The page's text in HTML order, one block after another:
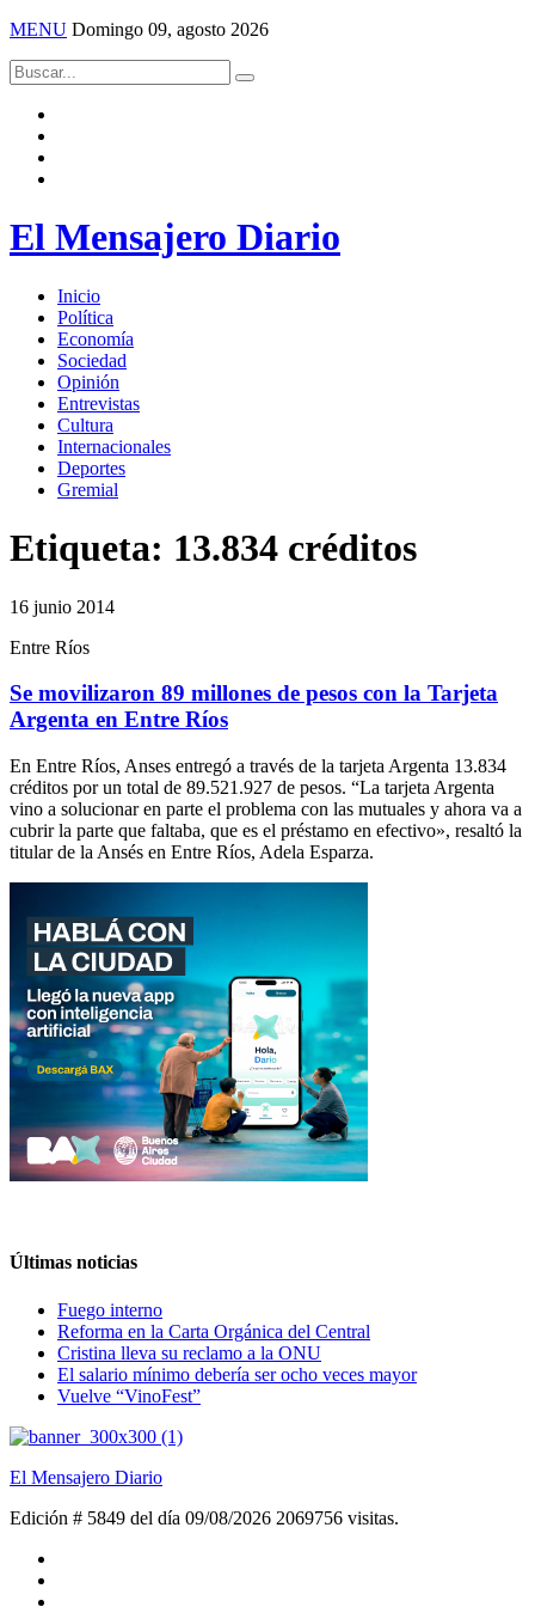
MENU Domingo 09, agosto 2026
El Mensajero Diario
Inicio
Política
Economía
Sociedad
Opinión
Entrevistas
Cultura
Internacionales
Deportes
Gremial
Etiqueta: 13.834 créditos
16 junio 2014
Entre Ríos
Se movilizaron 89 millones de pesos con la Tarjeta
Argenta en Entre Ríos
En Entre Ríos, Anses entregó a través de la tarjeta Argenta 13.834
créditos por un total de 89.521.927 de pesos. “La tarjeta Argenta
vino a solucionar en parte el problema con las mutuales y ahora va a
cubrir la parte que faltaba, que es el préstamo en efectivo», resaltó la
titular de la Ansés en Entre Ríos, Adela Esparza.
Últimas noticias
Fuego interno
Reforma en la Carta Orgánica del Central
Cristina lleva su reclamo a la ONU
El salario mínimo debería ser ocho veces mayor
Vuelve “VinoFest”
El Mensajero Diario
Edición # 5849 del día 09/08/2026 2069756 visitas.